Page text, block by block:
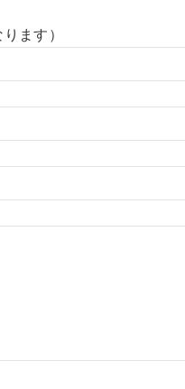
ます）